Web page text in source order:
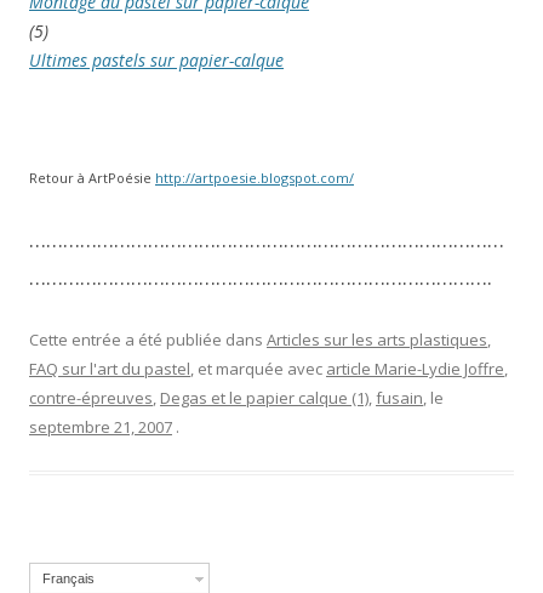
(5)
Ultimes pastels sur papier-calque
Retour à ArtPoésie http://artpoesie.blogspot.com/
…………………………………………………………………………
……………………………………………………………………….
Cette entrée a été publiée dans Articles sur les arts plastiques,
FAQ sur l'art du pastel, et marquée avec article Marie-Lydie Joffre,
contre-épreuves, Degas et le papier calque (1),fusain, le
septembre 21, 2007 .
Français